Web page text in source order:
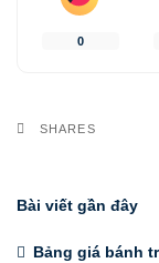
0
SHARES
Bài viết gần đây
Bảng giá bánh